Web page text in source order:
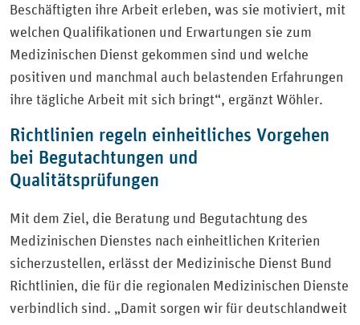
Beschäftigten ihre Arbeit erleben, was sie motiviert, mit
welchen Qualifikationen und Erwartungen sie zum
Medizinischen Dienst gekommen sind und welche
positiven und manchmal auch belastenden Erfahrungen
ihre tägliche Arbeit mit sich bringt“, ergänzt Wöhler.
Richtlinien regeln einheitliches Vorgehen
bei Begutachtungen und
Qualitätsprüfungen
Mit dem Ziel, die Beratung und Begutachtung des
Medizinischen Dienstes nach einheitlichen Kriterien
sicherzustellen, erlässt der Medizinische Dienst Bund
Richtlinien, die für die regionalen Medizinischen Dienste
verbindlich sind. „Damit sorgen wir für deutschlandweit